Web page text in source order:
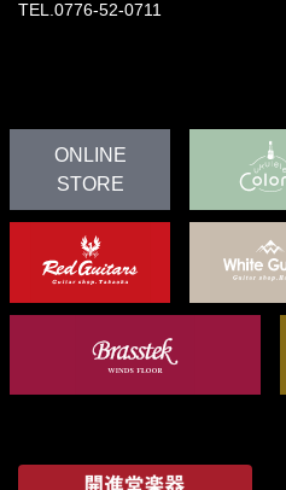
TEL.0776-52-0711
ONLINE
STORE